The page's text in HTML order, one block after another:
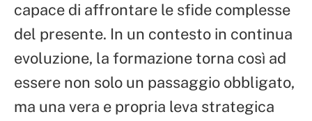
capace di affrontare le sfide complesse
del presente. In un contesto in continua
evoluzione, la formazione torna così ad
essere non solo un passaggio obbligato,
ma una vera e propria leva strategica